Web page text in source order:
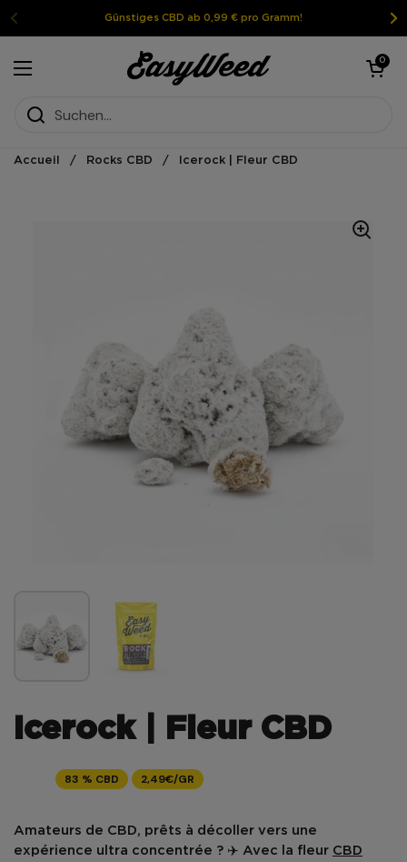
Weiter zum InhaltGünstiges CBD ab 0,99 € pro Gramm!
Menü öffnen
Warenkorb
0
Accueil / Rocks CBD / Icerock | Fleur CBD
Icerock | Fleur CBD
83 % CBD 2,49€/GR
Amateurs de CBD, prêts à décoller vers une
expérience ultra concentrée ? ✈️ Avec la fleur CBD